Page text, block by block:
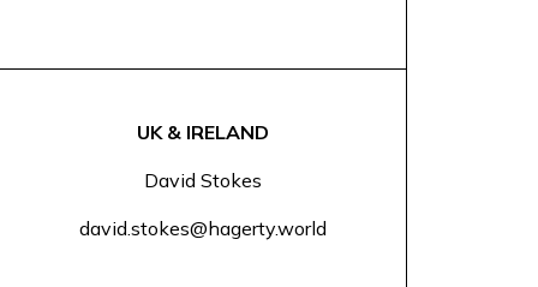
UK & IRELAND
David Stokes
david.stokes@hagerty.world